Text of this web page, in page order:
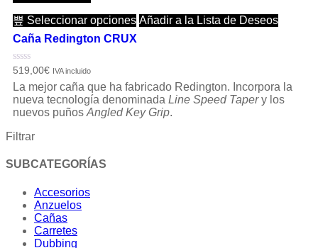
Seleccionar opciones Añadir a la Lista de Deseos
Caña Redington CRUX
Valorado
0
de
5
519,00€ IVA incluido
La mejor caña que ha fabricado Redington. Incorpora la
nueva tecnología denominada Line Speed ​​Tapery los
nuevos puños Angled Key Grip.
Filtrar
SUBCATEGORÍAS
Accesorios
Anzuelos
Cañas
Carretes
Dubbing